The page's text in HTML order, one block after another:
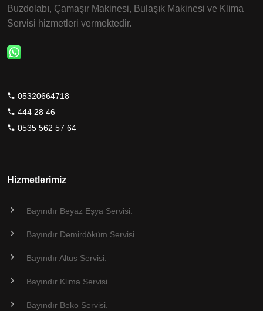
Buzdolabı, Çamaşır Makinesi, Bulaşık Makinesi ve Klima
Servisi hizmetleri vermektedir.
05320664718
444 28 46
0535 562 57 64
Hizmetlerimiz
Bayındır Beyaz Eşya Servisi.
Bayındır Demirdöküm Servisi.
Bayındır Altus Servisi.
Bayındır Klima Servisi.
Bayındır Beko Servisi.